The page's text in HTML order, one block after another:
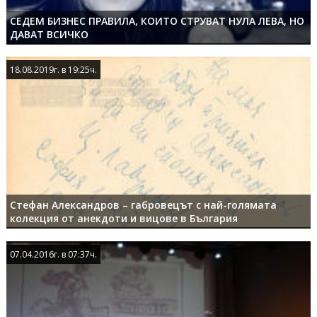
СЕДЕМ БИЗНЕС ПРАВИЛА, КОИТО СТРУВАТ НУЛА ЛЕВА, НО
ДАВАТ ВСИЧКО
Стефан Александров – габровецът с най-голямата
колекция от анекдоти и вицове в България
18.08.2019г. в 19:25ч.
18.08.2019г. в 19:25ч.
07.04.2016г. в 07:37ч.
07.04.2016г. в 07:37ч.